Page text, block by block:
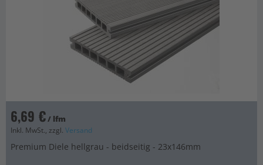
6,69 €/ lfm
Inkl. MwSt., zzgl. Versand
Premium Diele hellgrau - beidseitig - 23x146mm